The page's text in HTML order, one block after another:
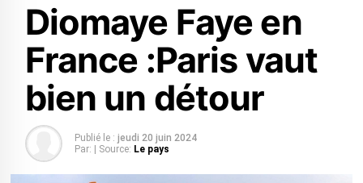
Diomaye Faye en
France :Paris vaut
bien un détour
Publié le : jeudi 20 juin 2024
Par:
| Source: Le pays